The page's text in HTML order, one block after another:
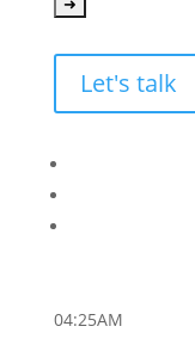
Let's talk
04:25AM